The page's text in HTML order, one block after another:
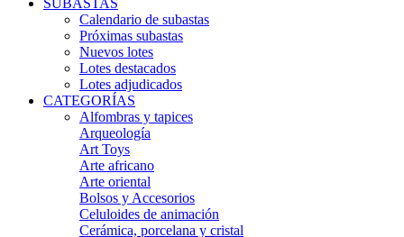
SUBASTAS
Calendario de subastas
Próximas subastas
Nuevos lotes
Lotes destacados
Lotes adjudicados
CATEGORÍAS
Alfombras y tapices
Arqueología
Art Toys
Arte africano
Arte oriental
Bolsos y Accesorios
Celuloides de animación
Cerámica, porcelana y cristal